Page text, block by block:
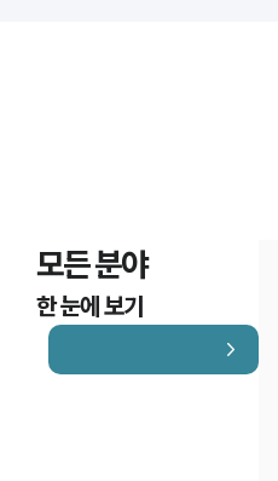
모든 분야
한 눈에 보기